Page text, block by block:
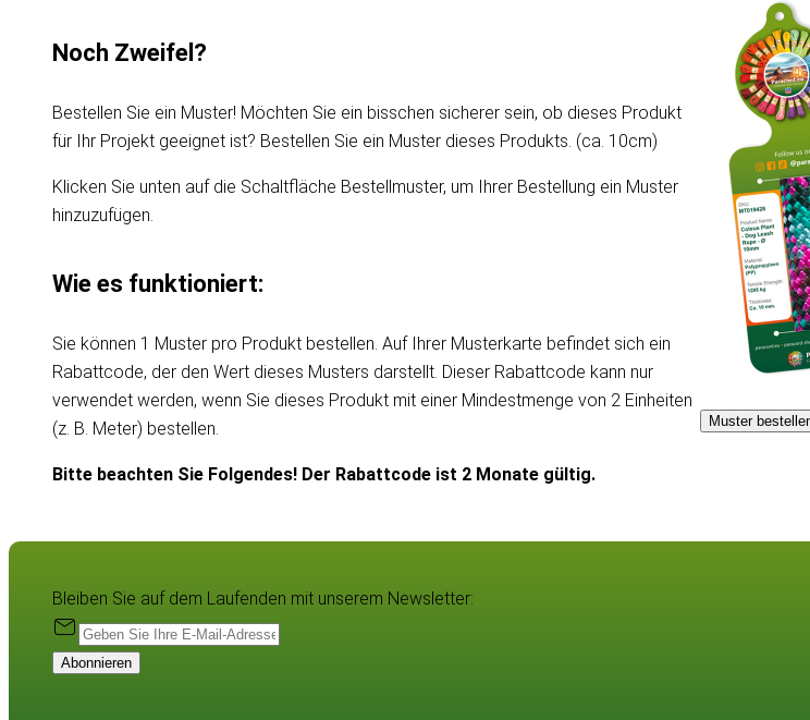
Noch Zweifel?
Bestellen Sie ein Muster! Möchten Sie ein bisschen sicherer sein, ob dieses Produkt
für Ihr Projekt geeignet ist? Bestellen Sie ein Muster dieses Produkts. (ca. 10cm)
Klicken Sie unten auf die Schaltfläche Bestellmuster, um Ihrer Bestellung ein Muster
hinzuzufügen.
Wie es funktioniert:
Sie können 1 Muster pro Produkt bestellen. Auf Ihrer Musterkarte befindet sich ein
Rabattcode, der den Wert dieses Musters darstellt. Dieser Rabattcode kann nur
verwendet werden, wenn Sie dieses Produkt mit einer Mindestmenge von 2 Einheiten
(z. B. Meter) bestellen.
Bitte beachten Sie Folgendes! Der Rabattcode ist 2 Monate gültig.
Muster
Bleiben Sie auf dem Laufenden mit unserem Newsletter:
Abonnieren